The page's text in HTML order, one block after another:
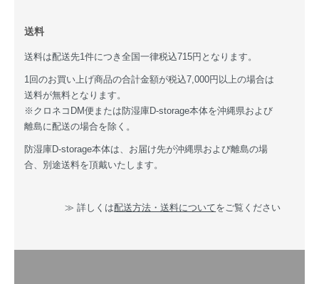
送料
送料は配送先1件につき全国一律税込715円となります。
1回のお買い上げ商品の合計金額が税込7,000円以上の場合は
送料が無料となります。
※クロネコDM便または防湿庫D-storage本体を沖縄県および
離島に配送の場合を除く。
防湿庫D-storage本体は、お届け先が沖縄県および離島の場
合、別途送料を頂戴いたします。
≫ 詳しくは配送方法・送料についてをご覧ください